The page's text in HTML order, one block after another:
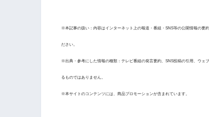
※本記事の扱い：内容はインターネット上の報道・番組・SNS等の公開情報の要
ださい。
※出典・参考にした情報の種類：テレビ番組の発言要約、SNS投稿の引用、ウェ
るものではありません。
※本サイトのコンテンツには、商品プロモーションが含まれています。